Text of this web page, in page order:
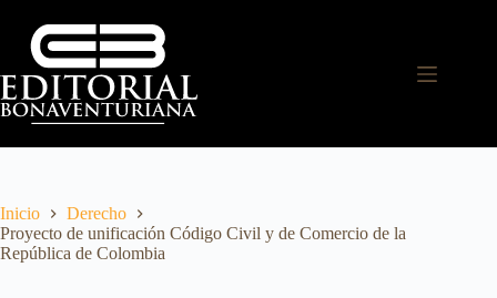
Inicio
Derecho
Proyecto de unificación Código Civil y de Comercio de la
República de Colombia